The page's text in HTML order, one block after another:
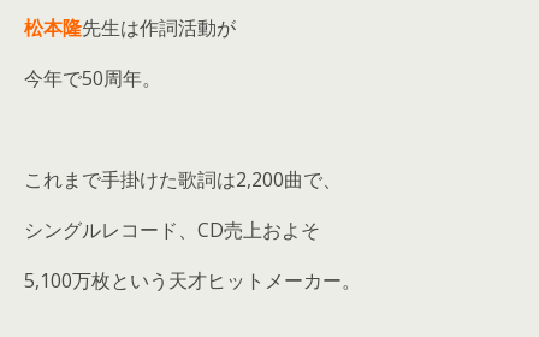
松本隆先生は作詞活動が
今年で50周年。
これまで手掛けた歌詞は2,200曲で、
シングルレコード、CD売上およそ
5,100万枚という天才ヒットメーカー。